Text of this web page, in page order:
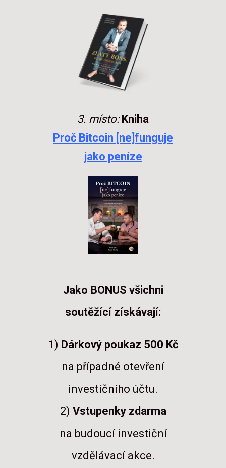
3. místo:Kniha
Proč Bitcoin [ne]funguje
jako peníze
Jako BONUS všichni
soutěžící získávají:
1) Dárkový poukaz 500 Kč
na případné otevření
investičního účtu.
2) Vstupenky zdarma
na budoucí investiční
vzdělávací akce.